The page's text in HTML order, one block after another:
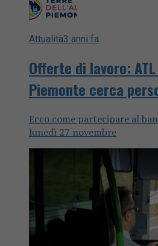
Attualità3 anni fa
Offerte di lavoro:
Piemonte cerca
Ecco come partecipare al
lunedì 27 novembre